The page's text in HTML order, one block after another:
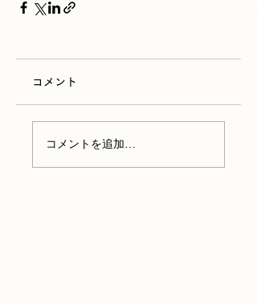
コメント
コメントを追加…